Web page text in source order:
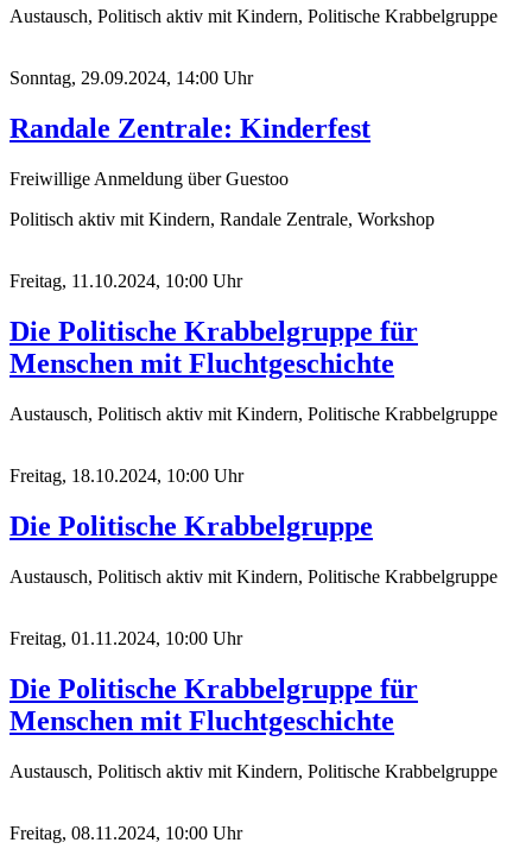
Austausch, Politisch aktiv mit Kindern, Politische Krabbelgruppe
Sonntag, 29.09.2024, 14:00 Uhr
Randale Zentrale: Kinderfest
Freiwillige Anmeldung über Guestoo
Politisch aktiv mit Kindern, Randale Zentrale, Workshop
Freitag, 11.10.2024, 10:00 Uhr
Die Politische Krabbelgruppe für
Menschen mit Fluchtgeschichte
Austausch, Politisch aktiv mit Kindern, Politische Krabbelgruppe
Freitag, 18.10.2024, 10:00 Uhr
Die Politische Krabbelgruppe
Austausch, Politisch aktiv mit Kindern, Politische Krabbelgruppe
Freitag, 01.11.2024, 10:00 Uhr
Die Politische Krabbelgruppe für
Menschen mit Fluchtgeschichte
Austausch, Politisch aktiv mit Kindern, Politische Krabbelgruppe
Freitag, 08.11.2024, 10:00 Uhr